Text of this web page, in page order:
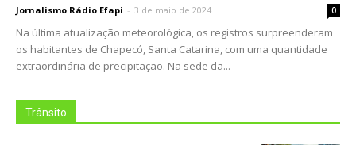
Jornalismo Rádio Efapi - 3 de maio de 2024 0
Na última atualização meteorológica, os registros surpreenderam
os habitantes de Chapecó, Santa Catarina, com uma quantidade
extraordinária de precipitação. Na sede da...
Trânsito